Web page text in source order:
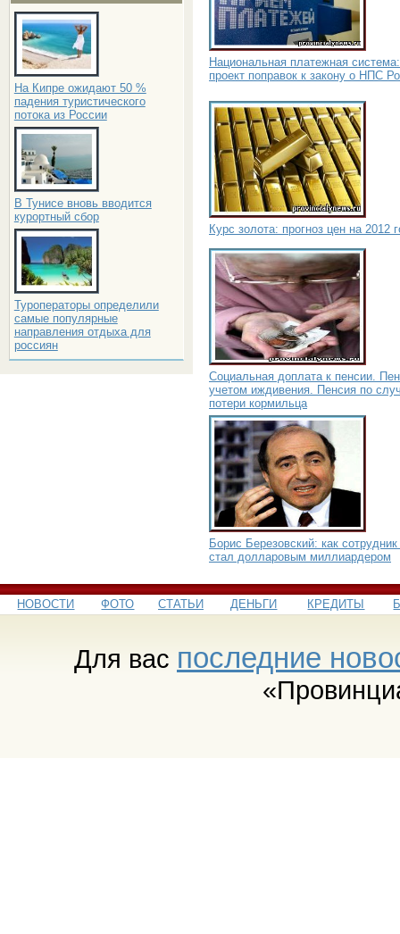
На Кипре ожидают 50 %
падения туристического
потока из России
В Тунисе вновь вводится
курортный сбор
Туроператоры определили
самые популярные
направления отдыха для
россиян
Национальная платежная система:
проект поправок к закону о НПС
Курс золота: прогноз цен на 2012
Социальная доплата к пенсии.
учетом иждивения. Пенсия по
потери кормильца
Борис Березовский: как
стал долларовым миллиардером
НОВОСТИ ФОТО СТАТЬИ ДЕНЬГИ КРЕДИТЫ
Для вас последние